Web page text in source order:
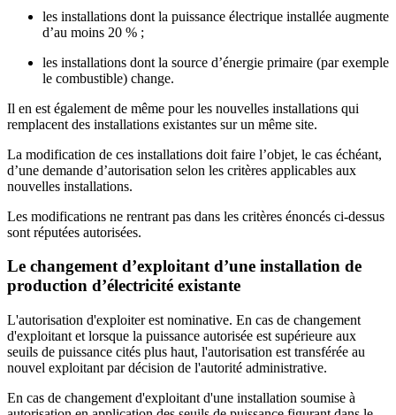
les installations dont la puissance électrique installée augmente
d’au moins 20 % ;
les installations dont la source d’énergie primaire (par exemple
le combustible) change.
Il en est également de même pour les nouvelles installations qui
remplacent des installations existantes sur un même site.
La modification de ces installations doit faire l’objet, le cas échéant,
d’une demande d’autorisation selon les critères applicables aux
nouvelles installations.
Les modifications ne rentrant pas dans les critères énoncés ci-dessus
sont réputées autorisées.
Le changement d’exploitant d’une installation de
production d’électricité existante
L'autorisation d'exploiter est nominative. En cas de changement
d'exploitant et lorsque la puissance autorisée est supérieure aux
seuils de puissance cités plus haut, l'autorisation est transférée au
nouvel exploitant par décision de l'autorité administrative.
En cas de changement d'exploitant d'une installation soumise à